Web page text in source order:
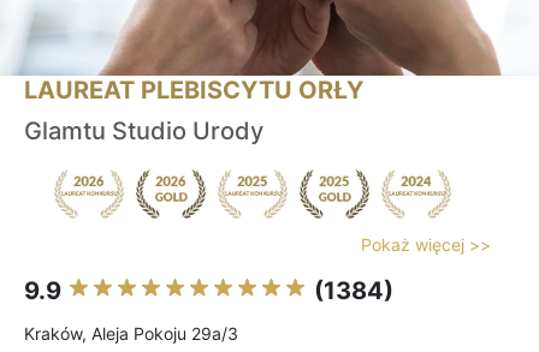
LAUREAT PLEBISCYTU ORŁY
Glamtu Studio Urody
Pokaż więcej >>
9.9 (1384)
Kraków, Aleja Pokoju 29a/3